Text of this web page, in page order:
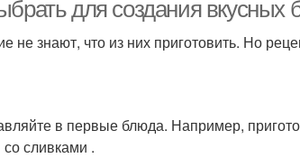
для создания вкусных
не знают, что из них приготовить. Но
в первые блюда. Например,
сливками .